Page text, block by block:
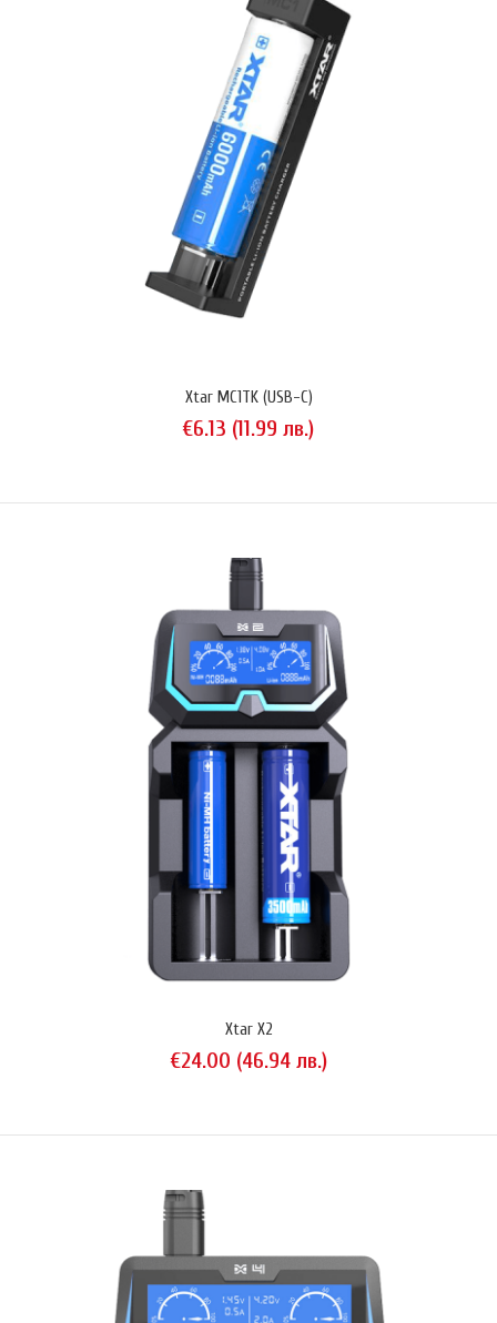
всички размери акумулатори от 10440 (AAA) до 33600 (Mono D/R20).
Типът на зареждания акумулатор и големината на зарядния ток се
задават независимо за всяко от гнездата. Зарядният ток може да
се регулира от 250 mA до 2000 mA при използ..
Olight UC (универсално зарядно)
€15.31 (29.95 лв.)
Olight UC е миниатюрно зарядно устройство, съвместимо с NiMH и
Li-Ion акумулатори. Проектирано за максимално удобство: посоката
на свързване на двата магнитни терминала няма значение,
устройството само разпознава поляритета на свързания елемент.
75 мм.Поддържани размери акумулатори:10440163401450..
Xtar MC1TK (USB-C)
€6.13 (11.99 лв.)
Xtar X2
€24.00 (46.94 лв.)